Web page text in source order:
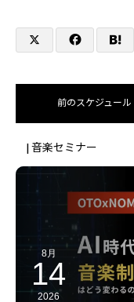
前のスケジュール
| 音楽セミナー
8月
14
2026